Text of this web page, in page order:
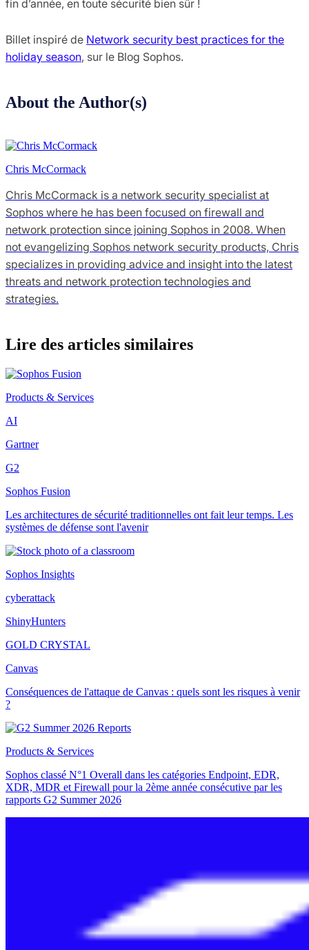
fin d’année, en toute sécurité bien sûr !
Billet inspiré de Network security best practices for the
holiday season, sur le Blog Sophos.
About the Author(s)
Chris McCormack
Chris McCormack is a network security specialist at
Sophos where he has been focused on firewall and
network protection since joining Sophos in 2008. When
not evangelizing Sophos network security products, Chris
specializes in providing advice and insight into the latest
threats and network protection technologies and
strategies.
Lire des articles similaires
Products & Services
AI
Gartner
G2
Sophos Fusion
Les architectures de sécurité traditionnelles ont fait leur temps. Les
systèmes de défense sont l'avenir
Sophos Insights
cyberattack
ShinyHunters
GOLD CRYSTAL
Canvas
Conséquences de l'attaque de Canvas : quels sont les risques à venir
?
Products & Services
Sophos classé N°1 Overall dans les catégories Endpoint, EDR,
XDR, MDR et Firewall pour la 2ème année consécutive par les
rapports G2 Summer 2026